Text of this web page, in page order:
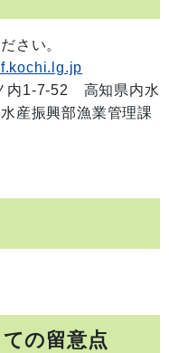
さい。
内1-7-52 高知県内水
産振興部漁業管理課
の留意点